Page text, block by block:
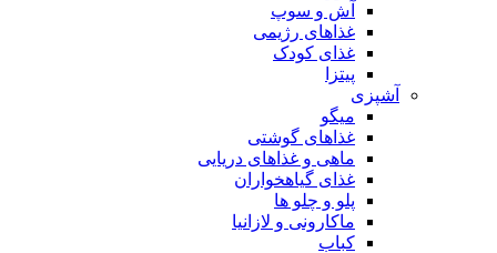
آش و سوپ
غذاهای رژیمی
غذای کودک
پیتزا
آشپزی
میگو
غذاهای گوشتی
ماهی و غذاهای دریایی
غذای گیاهخواران
پلو و چلو ها
ماکارونی و لازانیا
کباب